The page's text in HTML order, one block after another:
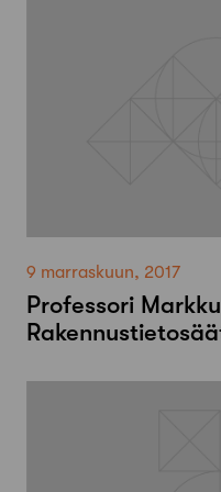
9 marraskuun, 2017
Professori